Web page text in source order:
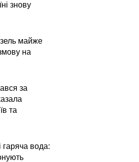
знову
майже
на
за
та
гаряча вода: